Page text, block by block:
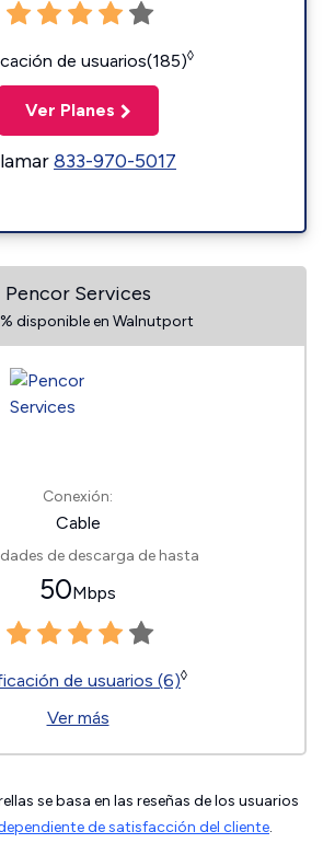
de usuarios(185)◊
Ver Planes
833-970-5017
Pencor Services
disponible en Walnutport
Conexión:
Cable
de descarga de hasta
50Mbps
de usuarios (6)◊
Ver más
se basa en las reseñas de los usuarios
de satisfacción del cliente.